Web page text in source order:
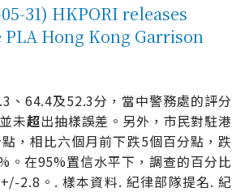
31) HKPORI releases
Hong Kong Garrison
、64.4及52.3分，當中警務處的評分
未超出抽樣誤差。另外，市民對駐港
，相比六個月前下跌5個百分點，跌
。在95%置信水平下，調查的百分比
2.8。. 樣本資料. 紀律部隊提名. 紀